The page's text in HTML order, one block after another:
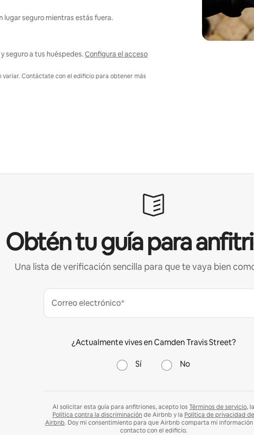
lugar seguro mientras estás fuera.
seguro a tus huéspedes.Configura el acceso
Contáctate con el edificio para obtener más
Obtén tu guía para
Una lista de verificación sencilla para que te vaya bien
Correo electrónico*
¿Actualmente vives en Camden Travis Street?
Sí No
Al solicitar esta guía para anfitriones, acepto los Términos de servicio, la
Política contra la discriminación de Airbnb y la Política de privacidad de
Airbnb. Doy mi consentimiento para que Airbnb comparta mi
contacto con el edificio.